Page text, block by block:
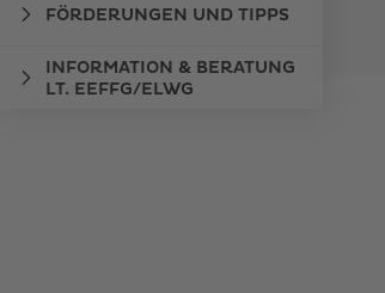
FÖRDERUNGEN UND TIPPS
INFORMATION & BERATUNG
LT. EEFFG/ELWG